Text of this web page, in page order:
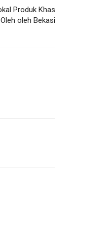
Produk Khas
Oleh oleh Bekasi